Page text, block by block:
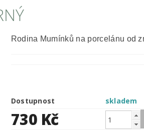
Rodina Mumínků na porcelánu od
Dostupnost skladem
730 Kč